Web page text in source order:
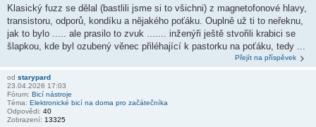
Klasický fuzz se dělal (bastlili jsme si to všichni) z magnetofonové hlavy,
transistoru, odporů, kondíku a nějakého poťáku. Ouplně už ti to neřeknu,
jak to bylo ..... ale prasilo to zvuk ....... inženýři ještě stvořili krabici se
šlapkou, kde byl ozubený věnec přiléhající k pastorku na poťáku, tedy ...
Přejít na příspěvek
od starypard
23.04.2026 17:03
Fórum: Bicí nástroje
Téma: Elektronické bicí na doma pro začátečníka
Odpovědi: 40
Zobrazení: 13325